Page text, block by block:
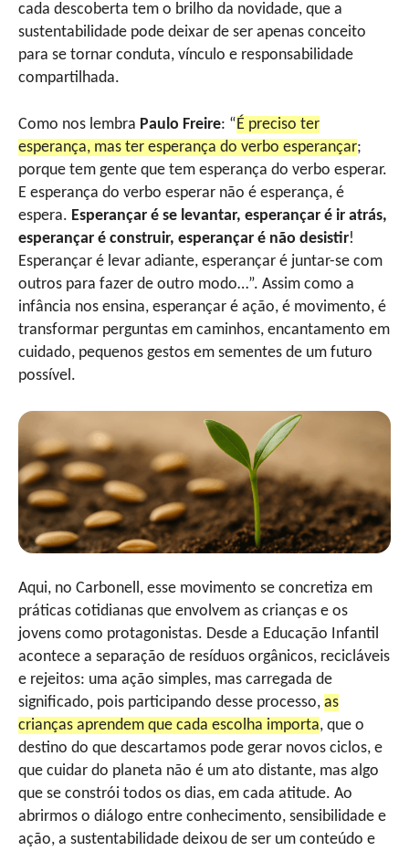
cada descoberta tem o brilho da novidade, que a
sustentabilidade pode deixar de ser apenas conceito
para se tornar conduta, vínculo e responsabilidade
compartilhada.
Como nos lembra Paulo Freire: “É preciso ter
esperança, mas ter esperança do verbo esperançar;
porque tem gente que tem esperança do verbo esperar.
E esperança do verbo esperar não é esperança, é
espera. Esperançar é se levantar, esperançar é ir atrás,
esperançar é construir, esperançar é não desistir!
Esperançar é levar adiante, esperançar é juntar-se com
outros para fazer de outro modo…”. Assim como a
infância nos ensina, esperançar é ação, é movimento, é
transformar perguntas em caminhos, encantamento em
cuidado, pequenos gestos em sementes de um futuro
possível.
Aqui, no Carbonell, esse movimento se concretiza em
práticas cotidianas que envolvem as crianças e os
jovens como protagonistas. Desde a Educação Infantil
acontece a separação de resíduos orgânicos, recicláveis
e rejeitos: uma ação simples, mas carregada de
significado, pois participando desse processo, as
crianças aprendem que cada escolha importa, que o
destino do que descartamos pode gerar novos ciclos, e
que cuidar do planeta não é um ato distante, mas algo
que se constrói todos os dias, em cada atitude. Ao
abrirmos o diálogo entre conhecimento, sensibilidade e
ação, a sustentabilidade deixou de ser um conteúdo e